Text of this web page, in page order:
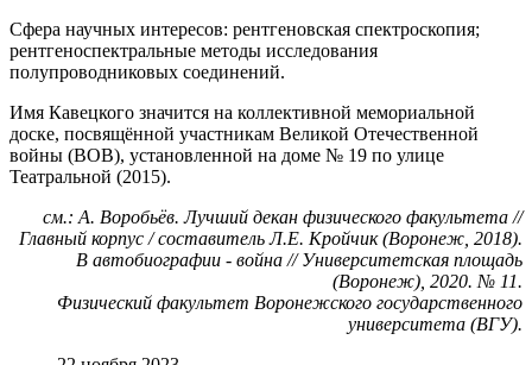
Сфера научных интересов: рентгеновская спектроскопия;
рентгеноспектральные методы исследования
полупроводниковых соединений.
Имя Кавецкого значится на коллективной мемориальной
доске, посвящённой участникам Великой Отечественной
войны (ВОВ), установленной на доме № 19 по улице
Театральной (2015).
см.: А. Воробьёв. Лучший декан физического факультета //
Главный корпус / составитель Л.Е. Кройчик (Воронеж, 2018).
В автобиографии - война // Университетская площадь
(Воронеж), 2020. № 11.
Физический факультет Воронежского государственного
университета (ВГУ).